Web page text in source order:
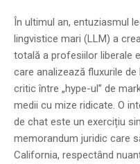
În ultimul an, entuziasmul
lingvistice mari (LLM) a
totală a profesiilor liberale
care analizează fluxurile
critic între „hype-ul” de
medii cu mize ridicate. O
de chat este un exercițiu
memorandum juridic care
California, respectând